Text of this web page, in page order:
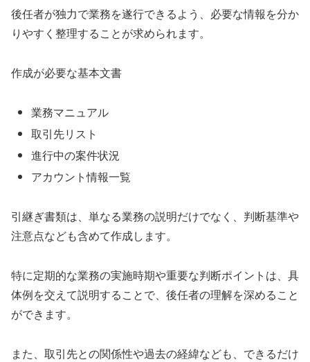
後任者が独力で業務を遂行できるよう、必要な情報を分か
りやすく整理することが求められます。
作成が必要な基本文書
業務マニュアル
取引先リスト
進行中の案件状況
アカウント情報一覧
引継ぎ書類は、単なる業務の説明だけでなく、判断基準や
注意点なども含めて作成します。
特に定期的な業務の実施時期や重要な判断ポイントは、具
体例を交えて説明することで、後任者の理解を深めること
ができます。
また、取引先との関係性や過去の経緯なども、できるだけ